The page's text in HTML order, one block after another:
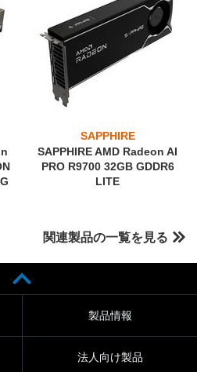
SAPPHIRE
SAPPHIRE AMD Radeon AI
PRO R9700 32GB GDDR6
LITE
関連製品の一覧を見る
製品情報
法人向け製品